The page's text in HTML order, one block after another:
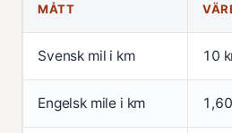
MÅTT
Svensk mil i km 10
Engelsk mile i km